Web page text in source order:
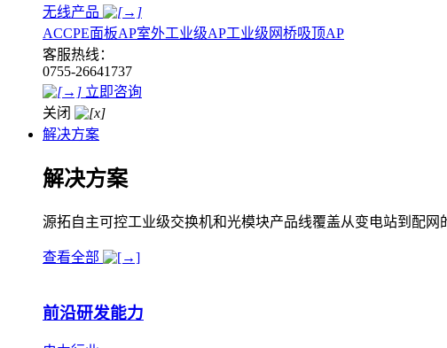
无线产品
ACCPE面板AP室外工业级AP工业级网桥吸顶AP
客服热线：
0755-26641737
立即咨询
关闭
解决方案
解决方案
源拓自主可控工业级交换机和光模块产品线覆盖从变电站到配
查看全部
前沿研发能力